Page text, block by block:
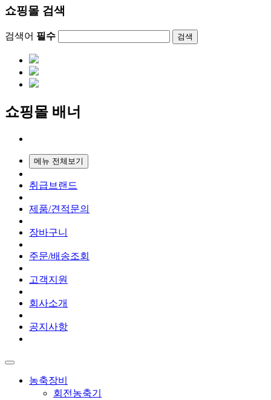
쇼핑몰 검색
검색어 필수 검색
쇼핑몰 배너
메뉴 전체보기
취급브랜드
제품/견적문의
장바구니
주문/배송조회
고객지원
회사소개
공지사항
농축장비
회전농축기